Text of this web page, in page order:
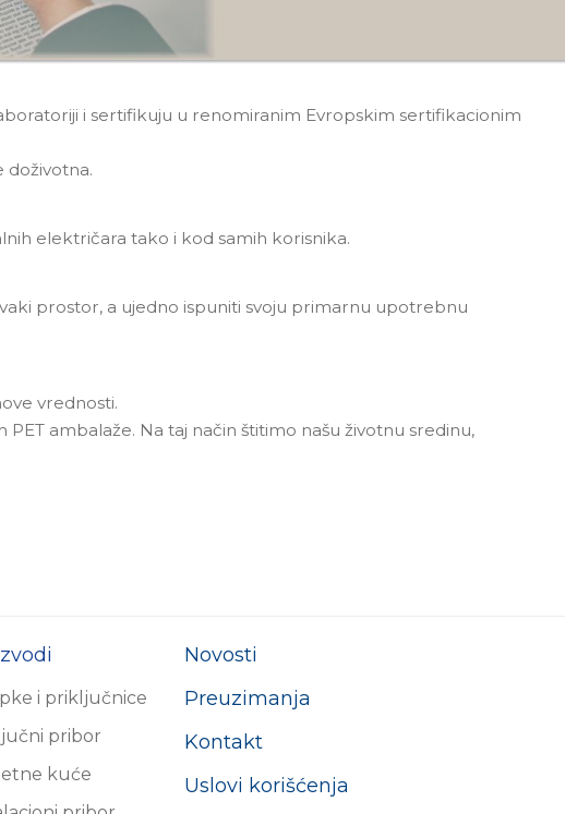
i sertifikuju u renomiranim Evropskim sertifikacionim
doživotna.
električara tako i kod samih korisnika.
prostor, a ujedno ispuniti svoju primarnu upotrebnu
vrednosti.
ambalaže. Na taj način štitimo našu životnu sredinu,
i priključnice
pribor
kuće
Novosti
Preuzimanja
Kontakt
Uslovi korišćenja